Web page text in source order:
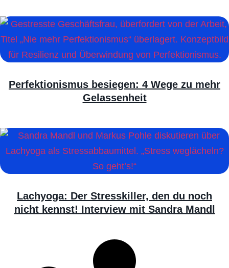
Perfektionismus besiegen: 4 Wege zu mehr
Gelassenheit
Lachyoga: Der Stresskiller, den du noch
nicht kennst! Interview mit Sandra Mandl